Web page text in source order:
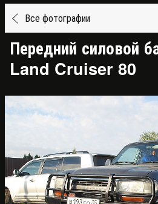
Все фотографии
Передний силовой
Land Cruiser 80